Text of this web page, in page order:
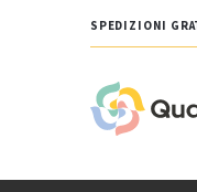
SPEDIZIONI